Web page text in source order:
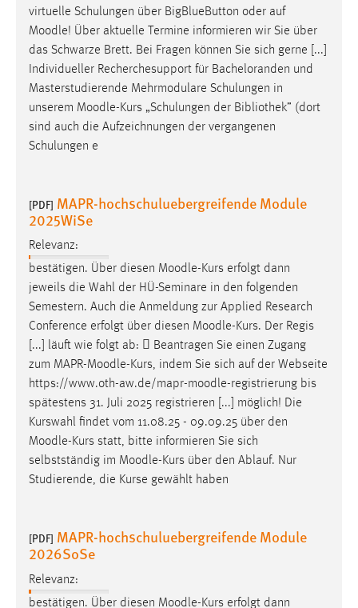
virtuelle Schulungen über BigBlueButton oder auf
Moodle! Über aktuelle Termine informieren wir Sie über
das Schwarze Brett. Bei Fragen können Sie sich gerne [...]
Individueller Recherchesupport für Bacheloranden und
Masterstudierende Mehrmodulare Schulungen in
unserem Moodle-Kurs „Schulungen der Bibliothek” (dort
sind auch die Aufzeichnungen der vergangenen
Schulungen e
[PDF] MAPR-hochschuluebergreifende Module
2025WiSe
Relevanz:
bestätigen. Über diesen Moodle-Kurs erfolgt dann
jeweils die Wahl der HÜ-Seminare in den folgenden
Semestern. Auch die Anmeldung zur Applied Research
Conference erfolgt über diesen Moodle-Kurs. Der Regis
[...] läuft wie folgt ab:  Beantragen Sie einen Zugang
zum MAPR-Moodle-Kurs, indem Sie sich auf der Webseite
https://www.oth-aw.de/mapr-moodle-registrierung bis
spätestens 31. Juli 2025 registrieren [...] möglich! Die
Kurswahl findet vom 11.08.25 - 09.09.25 über den
Moodle-Kurs statt, bitte informieren Sie sich
selbstständig im Moodle-Kurs über den Ablauf. Nur
Studierende, die Kurse gewählt haben
[PDF] MAPR-hochschuluebergreifende Module
2026SoSe
Relevanz:
bestätigen. Über diesen Moodle-Kurs erfolgt dann
STATISTIK
Statistik Cookies erfassen Informationen anonym.
Diese Informationen helfen uns zu verstehen, wie
unsere Besucher unsere Website nutzen.
Matomo
_pk_ref, _pk_cvar, _pk_id, _pk_ses
Zugriffsstatistik
Cookie Laufzeit:
MARKETING
Marketing Cookies werden von Drittanbietern
verwendet, um personalisierte Werbung anzuzeigen.
Sie tun dies, indem sie Besucher über Websites
hinweg verfolgen.
Google Ads
_gcl_au
Anbieter:
Google Ireland Limited